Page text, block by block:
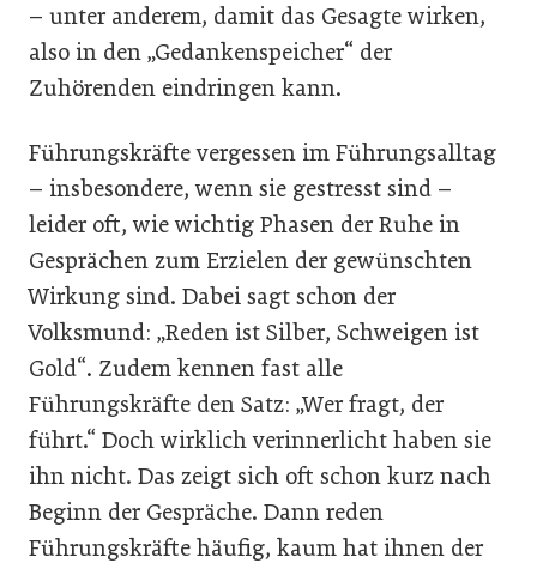
– unter anderem, damit das Gesagte wirken,
also in den „Gedankenspeicher“ der
Zuhörenden eindringen kann.
Führungskräfte vergessen im Führungsalltag
– insbesondere, wenn sie gestresst sind –
leider oft, wie wichtig Phasen der Ruhe in
Gesprächen zum Erzielen der gewünschten
Wirkung sind. Dabei sagt schon der
Volksmund: „Reden ist Silber, Schweigen ist
Gold“. Zudem kennen fast alle
Führungskräfte den Satz: „Wer fragt, der
führt.“ Doch wirklich verinnerlicht haben sie
ihn nicht. Das zeigt sich oft schon kurz nach
Beginn der Gespräche. Dann reden
Führungskräfte häufig, kaum hat ihnen der